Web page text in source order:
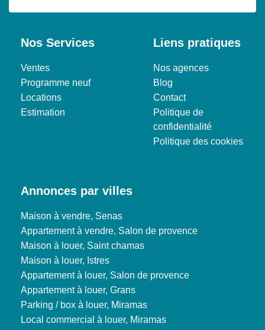
Nos Services
Ventes
Programme neuf
Locations
Estimation
Liens pratiques
Nos agences
Blog
Contact
Politique de
confidentialité
Politique des cookies
Annonces par villes
Maison à vendre, Senas
Appartement à vendre, Salon de provence
Maison à louer, Saint chamas
Maison à louer, Istres
Appartement à louer, Salon de provence
Appartement à louer, Grans
Parking / box à louer, Miramas
Local commercial à louer, Miramas